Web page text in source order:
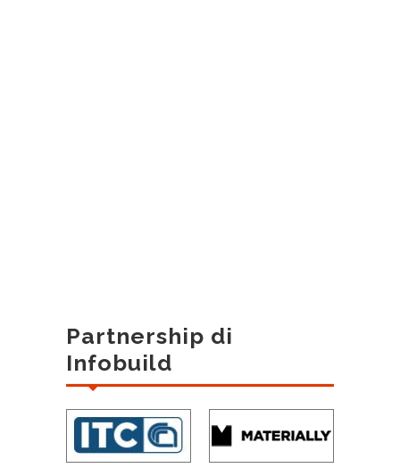
Partnership di
Infobuild